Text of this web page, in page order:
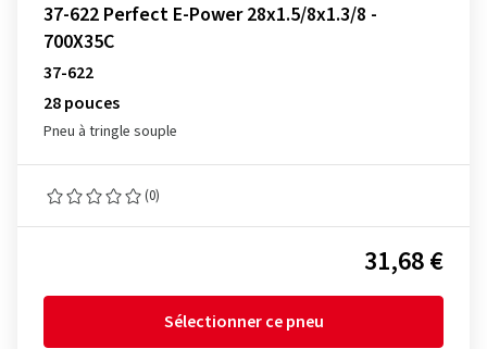
37-622 Perfect E-Power 28x1.5/8x1.3/8 -
700X35C
37-622
28 pouces
Pneu à tringle souple
(0)
31,68 €
Sélectionner ce pneu